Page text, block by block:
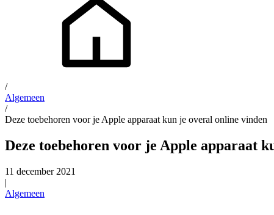
/
Algemeen
/
Deze toebehoren voor je Apple apparaat kun je overal online vinden
Deze toebehoren voor je Apple apparaat
11 december 2021
|
Algemeen